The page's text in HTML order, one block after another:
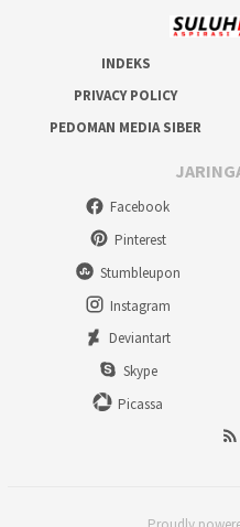
INDEKS
PRIVACY POLICY
PEDOMAN MEDIA SIBER
Facebook
Pinterest
Stumbleupon
Instagram
Deviantart
Skype
Picassa